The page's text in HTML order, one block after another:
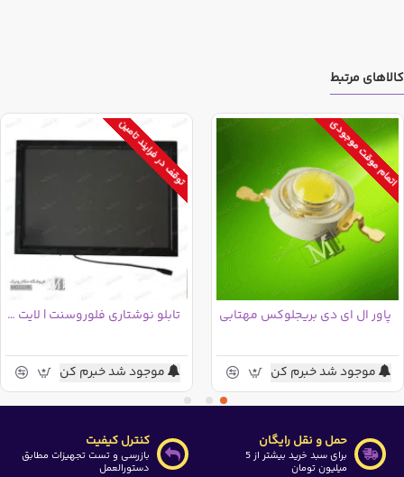
کالاهای مرتبط
اتمام موقت موجودی
پاور ال ای دی بریجلوکس مهتابی
موجود شد خبرم کن
توقف در فرایند تامین
تابلو نوشتاری فلوروسنت | لایت برد 90*60
موجود شد خبرم کن
حمل و نقل رایگان
برای سبد خرید بیشتر از 5
میلیون تومان
کنترل کیفیت
بازرسی و تست تجهیزات مطابق
دستورالعمل